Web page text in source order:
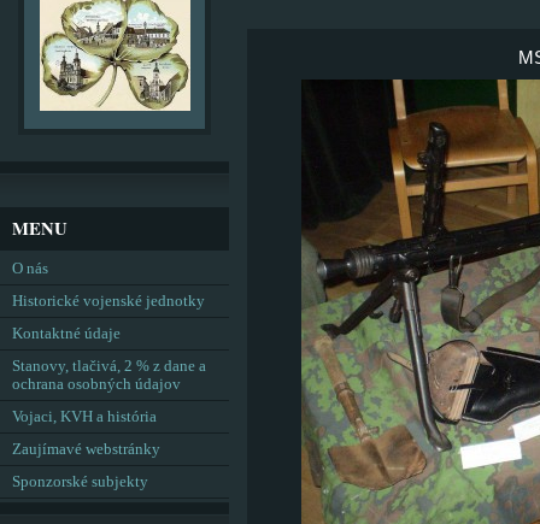
MENU
O nás
Historické vojenské jednotky
Kontaktné údaje
Stanovy, tlačivá, 2 % z dane a
ochrana osobných údajov
Vojaci, KVH a história
Zaujímavé webstránky
Sponzorské subjekty